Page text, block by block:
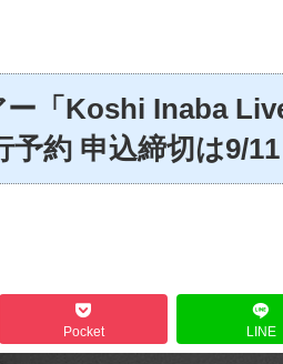
「Koshi Inaba
約 申込締切は9/11
Pocket LINE